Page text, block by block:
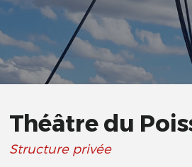
Théâtre du
Structure privée